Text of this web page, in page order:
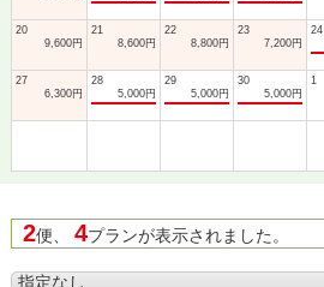
20
9,600円
21
8,600円
22
8,800円
23
7,200円
24
27
6,300円
28
5,000円
29
5,000円
30
5,000円
1
2便、 4プランが表示されました。